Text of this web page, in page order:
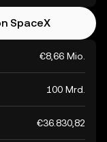
€8,66 Mio.
100 Mrd.
€36.830,82
SpaceX